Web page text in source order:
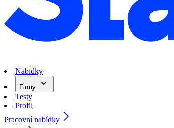
Nabídky
Firmy
Testy
Profil
Pracovní nabídky